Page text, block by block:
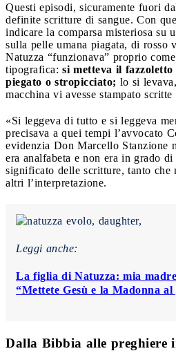
Questi episodi, sicuramente fuori
definite scritture di sangue. Con
indicare la comparsa misteriosa su
sulla pelle umana piagata, di rosso
Natuzza “funzionava” proprio
tipografica: si metteva il
piegato o stropicciato; lo si
macchina vi avesse stampato scritte
«Si leggeva di tutto e si leggeva
precisava a quei tempi l’avvocato
evidenzia Don Marcello Stanzione
era analfabeta e non era in grado
significato delle scritture, tanto che
altri l’interpretazione.
Leggi anche:
La figlia di Natuzza: mia
“Mettete Gesù e la Madonna
Dalla Bibbia alle preghiere